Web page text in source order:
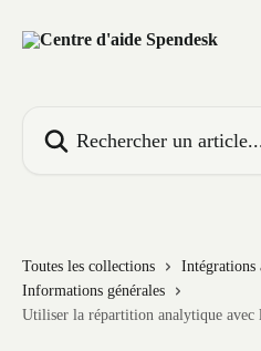
Toutes les collections
Intégrations
Informations générales
Utiliser la répartition analytique avec